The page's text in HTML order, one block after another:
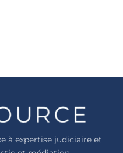
à expertise judiciaire et